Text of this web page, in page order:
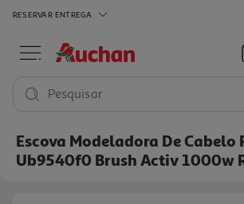
RESERVAR ENTREGA
Pesquisar
Escova Modeladora De Cabelo
Ub9540f0 Brush Activ 1000w